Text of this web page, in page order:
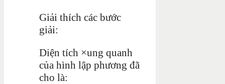
Giải thích các bước
giải:
Diện tích ×ung quanh
của hình lập phương đã
cho là: